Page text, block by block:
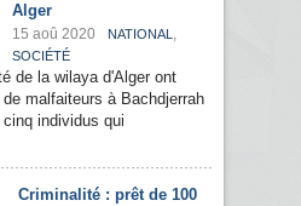
Alger
15 aoû 2020 NATIONAL ,
SOCIÉTÉ
de la wilaya d'Alger ont
malfaiteurs à Bachdjerrah
individus qui
Criminalité : prêt de 100